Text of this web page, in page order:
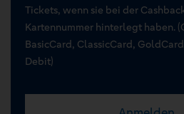
Tickets, wenn sie bei der
Kartennummer hinterlegt haben.
BasicCard, ClassicCard,
Debit)